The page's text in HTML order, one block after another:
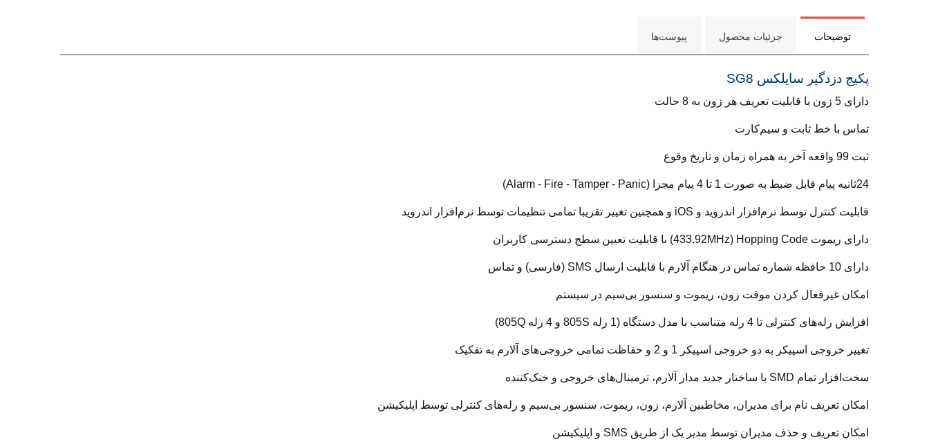
توضیحات جزئیات محصول پیوست‌ها
پکیج دزدگیر سایلکس SG8
دارای 5 زون با قابلیت تعریف هر زون به 8 حالت
تماس با خط ثابت و سیم‌کارت
ثبت 99 واقعه آخر به همراه زمان و تاریخ وقوع
24ثانیه پیام قابل ضبط به صورت 1 تا 4 پیام مجزا (Alarm - Fire - Tamper - Panic)
قابلیت کنترل توسط نرم‌افزار اندروید و iOS و همچنین تغییر تقریبا تمامی تنظیمات توسط نرم‌افزار اندروید
دارای ریموت 433.92MHz) Hopping Code) با قابلیت تعیین سطح دسترسی کاربران
دارای 10 حافظه شماره تماس در هنگام آلارم با قابلیت ارسال SMS (فارسی) و تماس
امکان غیرفعال کردن موقت زون، ریموت و سنسور بی‌سیم در سیستم
افزایش رله‌های کنترلی تا 4 رله متناسب با مدل دستگاه (1 رله 805S و 4 رله 805Q)
تغییر خروجی اسپیکر به دو خروجی اسپیکر 1 و 2 و حفاظت تمامی خروجی‌های آلارم به تفکیک
سخت‌افزار تمام SMD با ساختار جدید مدار آلارم، ترمینال‌های خروجی و خنک‌کننده
امکان تعریف نام برای مدیران، مخاطبین آلارم، زون، ریموت، سنسور بی‌سیم و رله‌های کنترلی توسط اپلیکیشن
امکان تعریف و حذف مدیران توسط مدیر یک از طریق SMS و اپلیکیشن